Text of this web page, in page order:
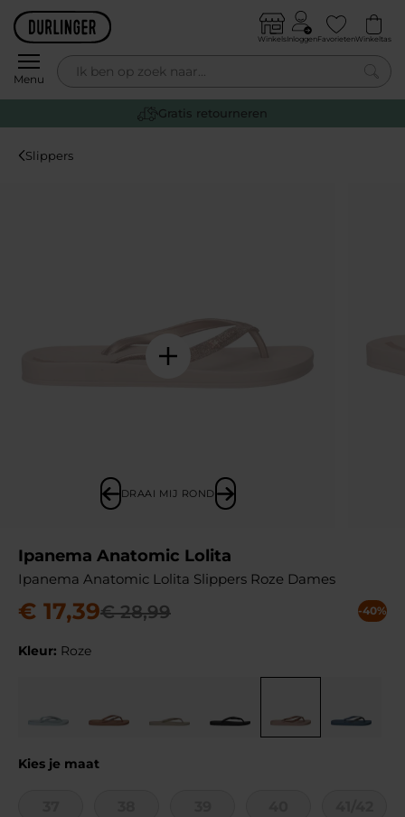
Skip to content
Menu
WinkelsInloggenFavorietenWinkeltas
0
Gratis retourneren
Slippers
DRAAI MIJ ROND
Ipanema Anatomic Lolita
Ipanema Anatomic Lolita Slippers Roze Dames
€ 17,39€ 28,99 -40%
Kleur: Roze
Kies je maat